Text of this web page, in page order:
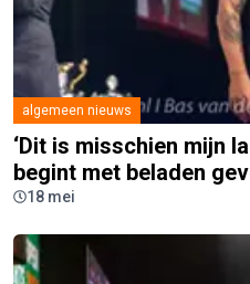
algemeen nieuws
‘Dit is misschien mijn
begint met beladen
18 mei